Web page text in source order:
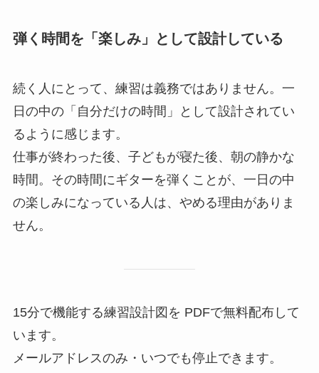
弾く時間を「楽しみ」として設計している
続く人にとって、練習は義務ではありません。一
日の中の「自分だけの時間」として設計されてい
るように感じます。
仕事が終わった後、子どもが寝た後、朝の静かな
時間。その時間にギターを弾くことが、一日の中
の楽しみになっている人は、やめる理由がありま
せん。
15分で機能する練習設計図を PDFで無料配布して
います。
メールアドレスのみ・いつでも停止できます。